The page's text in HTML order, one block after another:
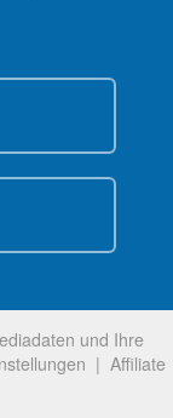
und Ihre
| Affiliate